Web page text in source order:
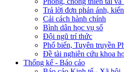
Trả lời đơn phản ánh,
Cải cách hành chính
Bình dân học vụ số
Đội ngũ trí thức
Phổ biến, Tuyên truyền
Đề tài nghiên cứu khoa
Thống kế - Báo cáo